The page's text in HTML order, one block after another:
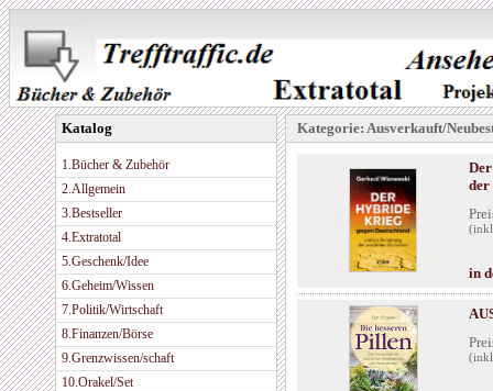
Katalog
1.Bücher & Zubehör
2.Allgemein
3.Bestseller
4.Extratotal
5.Geschenk/Idee
6.Geheim/Wissen
7.Politik/Wirtschaft
8.Finanzen/Börse
9.Grenzwissen/schaft
10.Orakel/Set
Kategorie: Ausverkauft/
der
in